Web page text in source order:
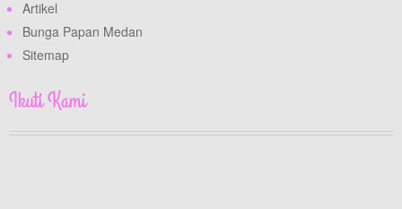
Artikel
Bunga Papan Medan
Sitemap
Ikuti Kami